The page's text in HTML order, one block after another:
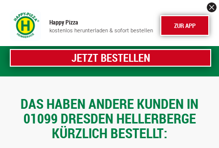
Happy Pizza
kostenlos herunterladen & sofort bestellen ZUR APP
JETZT BESTELLEN
DAS HABEN ANDERE KUNDEN IN
01099 DRESDEN HELLERBERGE
KÜRZLICH BESTELLT: